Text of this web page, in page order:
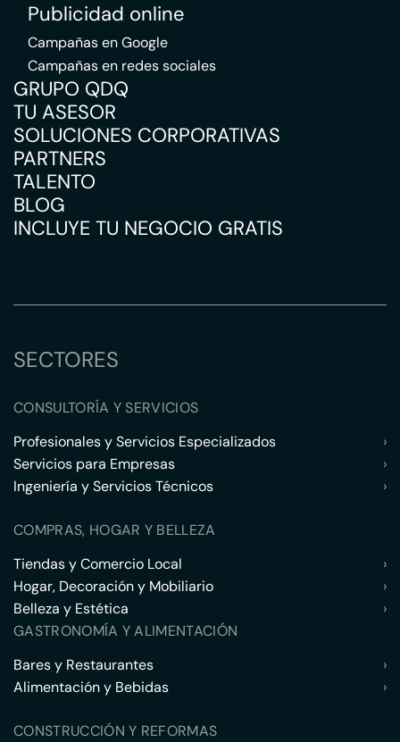
Publicidad online
Campañas en Google
Campañas en redes sociales
GRUPO QDQ
TU ASESOR
SOLUCIONES CORPORATIVAS
PARTNERS
TALENTO
BLOG
INCLUYE TU NEGOCIO GRATIS
SECTORES
CONSULTORÍA Y SERVICIOS
Profesionales y Servicios Especializados
›
Servicios para Empresas
›
Ingeniería y Servicios Técnicos
›
COMPRAS, HOGAR Y BELLEZA
Tiendas y Comercio Local
›
Hogar, Decoración y Mobiliario
›
Belleza y Estética
›
GASTRONOMÍA Y ALIMENTACIÓN
Bares y Restaurantes
›
Alimentación y Bebidas
›
CONSTRUCCIÓN Y REFORMAS